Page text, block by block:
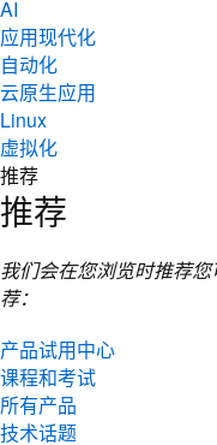
AI
应用现代化
自动化
云原生应用
Linux
虚拟化
推荐
推荐
我们会在您浏览时推荐
荐：
产品试用中心
课程和考试
所有产品
技术话题